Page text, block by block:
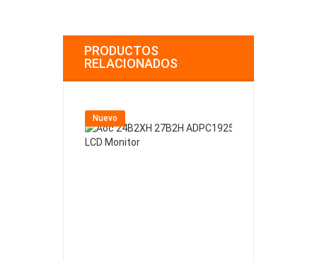
PRODUCTOS
RELACIONADOS
Nuevo